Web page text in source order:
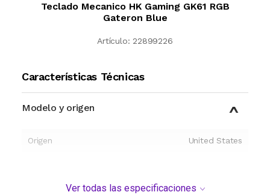
Teclado Mecanico HK Gaming GK61 RGB
Gateron Blue
Artículo: 22899226
Características Técnicas
Modelo y origen
Origen United States
Ver todas las especificaciones